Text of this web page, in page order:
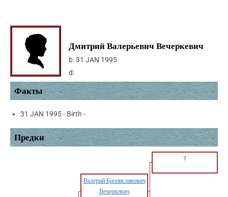
Дмитрий Валерьевич Вечеркевич
b:31 JAN 1995
d:
Факты
31 JAN 1995 - Birth -
Предки
?
Валерий Брониславович
Вечеркевич